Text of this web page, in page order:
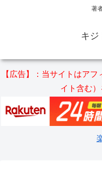
著
キジ
【広告】：当サイトはア
イト含む